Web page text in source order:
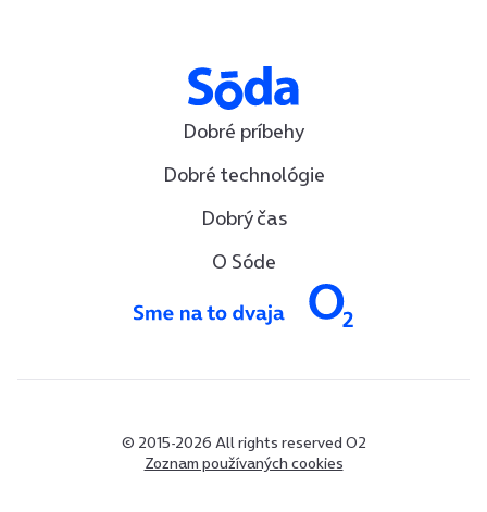
Dobré príbehy
Dobré technológie
Dobrý čas
O Sóde
© 2015-2026 All rights reserved O2
Zoznam používaných cookies